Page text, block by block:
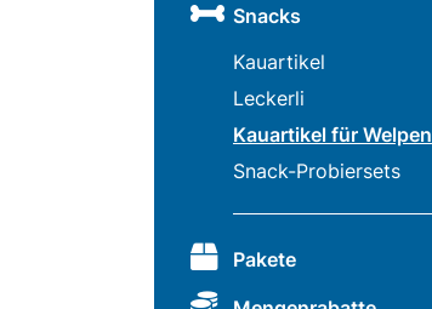
Snacks
Kauartikel
Leckerli
Kauartikel für Welpen
Snack-Probiersets
Pakete